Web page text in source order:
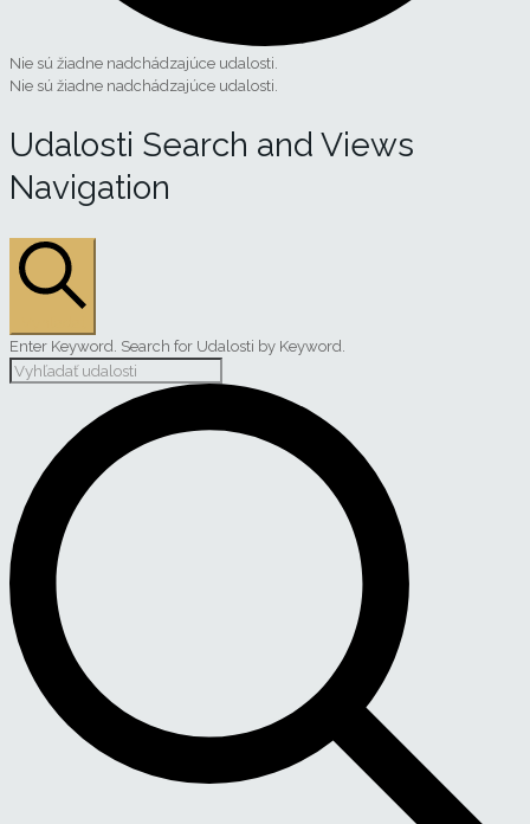
Nie sú žiadne nadchádzajúce udalosti.
Nie sú žiadne nadchádzajúce udalosti.
Udalosti Search and Views
Navigation
Enter Keyword. Search for Udalosti by Keyword.